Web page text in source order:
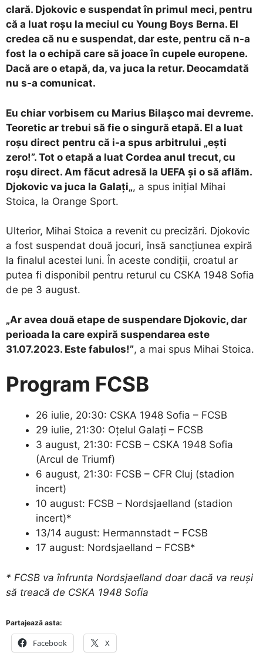
clară. Djokovic e suspendat în primul meci, pentru
că a luat roșu la meciul cu Young Boys Berna. El
credea că nu e suspendat, dar este, pentru că n-a
fost la o echipă care să joace în cupele europene.
Dacă are o etapă, da, va juca la retur. Deocamdată
nu s-a comunicat.
Eu chiar vorbisem cu Marius Bilașco mai devreme.
Teoretic ar trebui să fie o singură etapă. El a luat
roșu direct pentru că i-a spus arbitrului „ești
zero!”. Tot o etapă a luat Cordea anul trecut, cu
roșu direct. Am făcut adresă la UEFA și o să aflăm.
Djokovic va juca la Galați„, a spus inițial Mihai
Stoica, la Orange Sport.
Ulterior, Mihai Stoica a revenit cu precizări. Djokovic
a fost suspendat două jocuri, însă sancțiunea expiră
la finalul acestei luni. În aceste condiții, croatul ar
putea fi disponibil pentru returul cu CSKA 1948 Sofia
de pe 3 august.
„Ar avea două etape de suspendare Djokovic, dar
perioada la care expiră suspendarea este
31.07.2023. Este fabulos!”, a mai spus Mihai Stoica.
Program FCSB
26 iulie, 20:30: CSKA 1948 Sofia – FCSB
29 iulie, 21:30: Oțelul Galați – FCSB
3 august, 21:30: FCSB – CSKA 1948 Sofia
(Arcul de Triumf)
6 august, 21:30: FCSB – CFR Cluj (stadion
incert)
10 august: FCSB – Nordsjaelland (stadion
incert)*
13/14 august: Hermannstadt – FCSB
17 august: Nordsjaelland – FCSB*
* FCSB va înfrunta Nordsjaelland doar dacă va reuși
să treacă de CSKA 1948 Sofia
Partajează asta:
Facebook X